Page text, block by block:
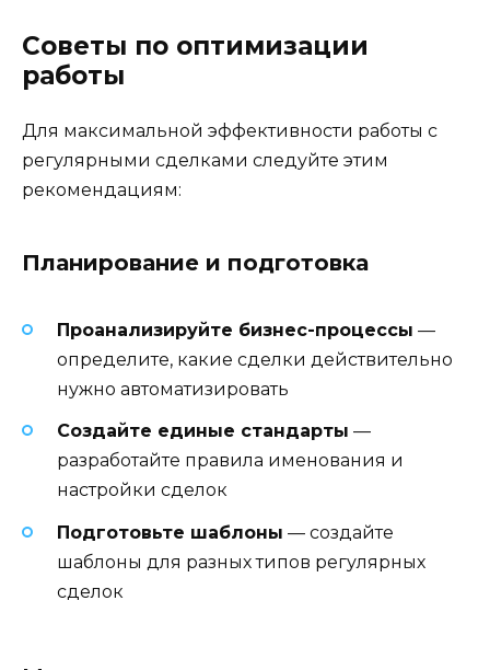
Советы по оптимизации
работы
Для максимальной эффективности работы с
регулярными сделками следуйте этим
рекомендациям:
Планирование и подготовка
Проанализируйте бизнес-процессы —
определите, какие сделки действительно
нужно автоматизировать
Создайте единые стандарты —
разработайте правила именования и
настройки сделок
Подготовьте шаблоны — создайте
шаблоны для разных типов регулярных
сделок